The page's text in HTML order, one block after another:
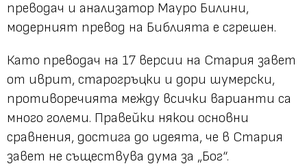
преводач и анализатор Мауро Билини,
модерният превод на Библията е сгрешен.
Като преводач на 17 версии на Стария завет
от иврит, старогръцки и дори шумерски,
противоречията между всички варианти са
много големи. Правейки някои основни
сравнения, достига до идеята, че в Стария
завет не съществува дума за „Бог“.